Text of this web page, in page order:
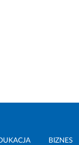
BIZNES